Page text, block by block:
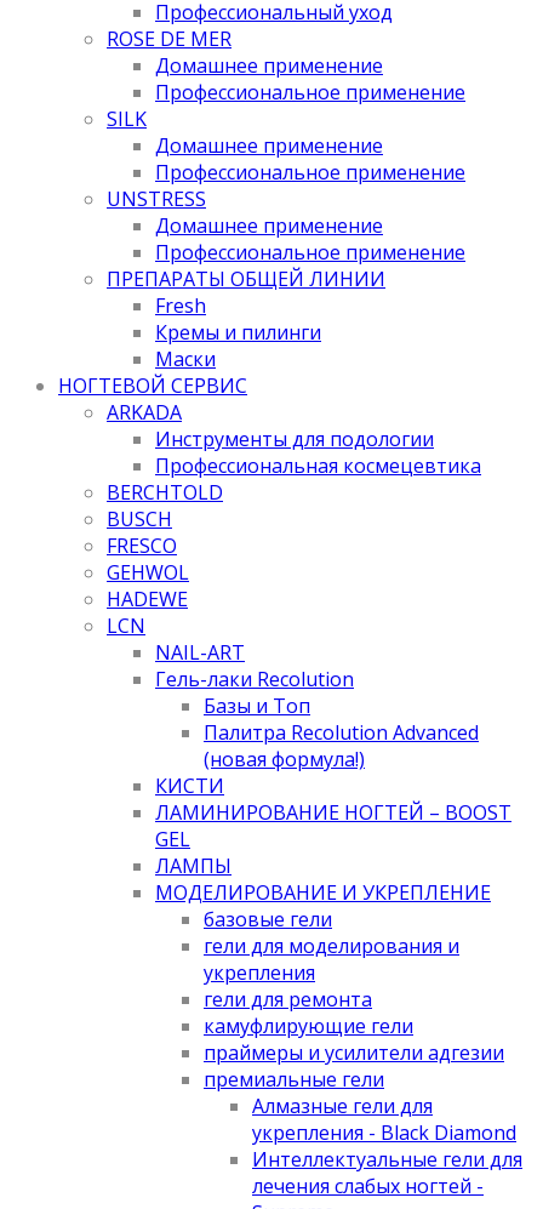
Профессиональный уход
ROSE DE MER
Домашнее применение
Профессиональное применение
SILK
Домашнее применение
Профессиональное применение
UNSTRESS
Домашнее применение
Профессиональное применение
ПРЕПАРАТЫ ОБЩЕЙ ЛИНИИ
Fresh
Кремы и пилинги
Маски
НОГТЕВОЙ СЕРВИС
ARKADA
Инструменты для подологии
Профессиональная космецевтика
BERCHTOLD
BUSCH
FRESCO
GEHWOL
HADEWE
LCN
NAIL-ART
Гель-лаки Recolution
Базы и Топ
Палитра Recolution Advanced
(новая формула!)
КИСТИ
ЛАМИНИРОВАНИЕ НОГТЕЙ – BOOST
GEL
ЛАМПЫ
МОДЕЛИРОВАНИЕ И УКРЕПЛЕНИЕ
базовые гели
гели для моделирования и
укрепления
гели для ремонта
камуфлирующие гели
праймеры и усилители адгезии
премиальные гели
Алмазные гели для
укрепления - Black Diamond
Интеллектуальные гели для
лечения слабых ногтей -